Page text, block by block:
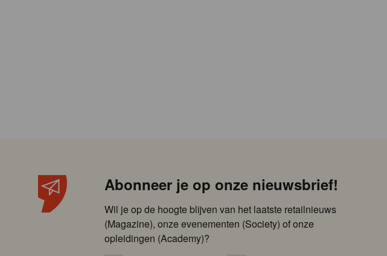
Abonneer je op onze nieuwsbrief!
Wil je op de hoogte blijven van het laatste retailnieuws
(Magazine), onze evenementen (Society) of onze
opleidingen (Academy)?